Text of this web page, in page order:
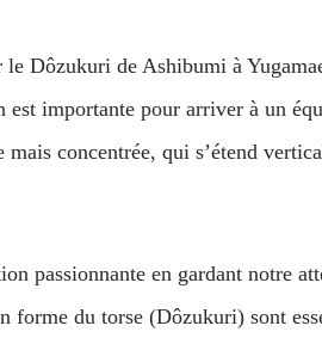
Dôzukuri de Ashibumi à
importante pour arriver à un
concentrée, qui s’étend
passionnante en gardant notre
forme du torse (Dôzukuri) sont